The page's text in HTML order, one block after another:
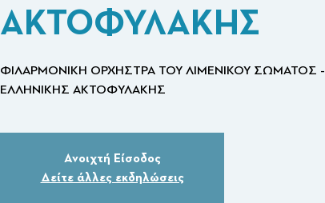
ΑΚΤΟΦΥΛΑΚΗΣ
ΦΙΛΑΡΜΟΝΙΚΗ ΟΡΧΗΣΤΡΑ ΤΟΥ ΛΙΜΕΝΙΚΟΥ ΣΩΜΑΤΟΣ -
ΕΛΛΗΝΙΚΗΣ ΑΚΤΟΦΥΛΑΚΗΣ
Ανοιχτή Είσοδος
Δείτε άλλες εκδηλώσεις